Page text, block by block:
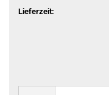
Lieferzeit: